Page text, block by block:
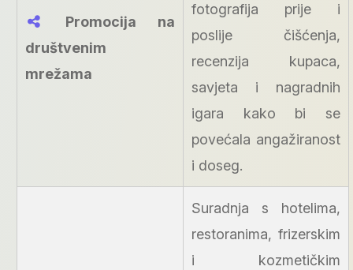
Promocija na
društvenim
mrežama
fotografija prije i
poslije čišćenja,
recenzija kupaca,
savjeta i nagradnih
igara kako bi se
povećala angažiranost
i doseg.
Suradnja s hotelima,
restoranima, frizerskim
i kozmetičkim